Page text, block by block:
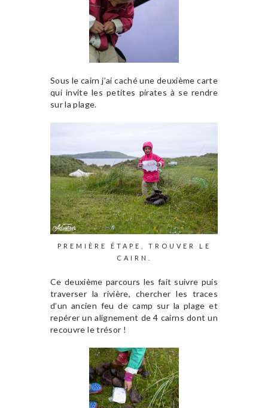
Sous le cairn j’ai caché une deuxième carte
qui invite les petites pirates à se rendre
sur la plage.
PREMIÈRE ÉTAPE, TROUVER LE
CAIRN.
Ce deuxième parcours les fait suivre puis
traverser la rivière, chercher les traces
d’un ancien feu de camp sur la plage et
repérer un alignement de 4 cairns dont un
recouvre le trésor !